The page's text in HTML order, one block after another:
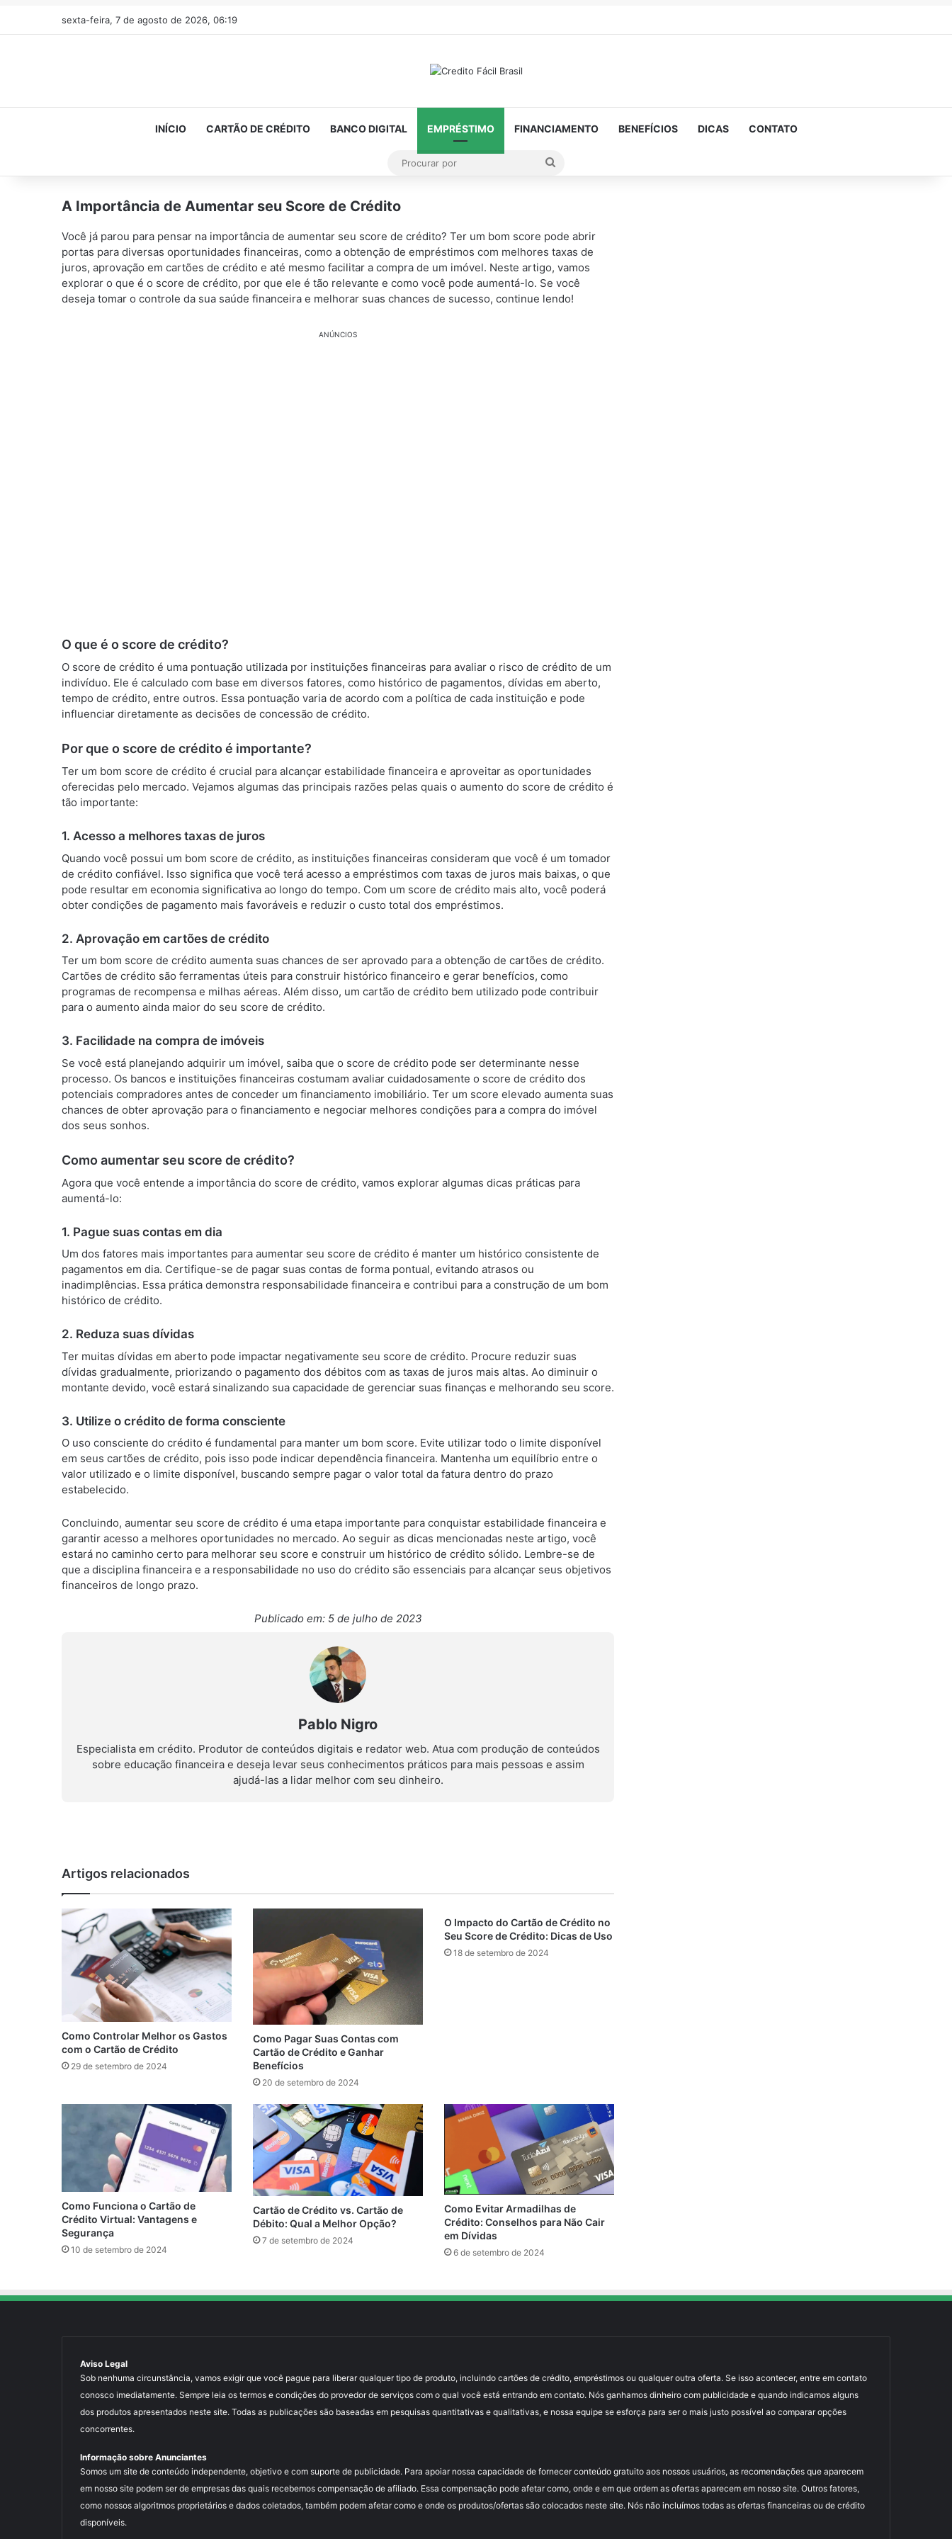
sexta-feira, 7 de agosto de 2026, 06:19
INÍCIO CARTÃO DE CRÉDITO BANCO DIGITAL EMPRÉSTIMO FINANCIAMENTO BENEFÍCIOS DICAS CONTATO
A Importância de Aumentar seu Score de Crédito
Você já parou para pensar na importância de aumentar seu score de crédito? Ter um bom score pode abrir
portas para diversas oportunidades financeiras, como a obtenção de empréstimos com melhores taxas de
juros, aprovação em cartões de crédito e até mesmo facilitar a compra de um imóvel. Neste artigo, vamos
explorar o que é o score de crédito, por que ele é tão relevante e como você pode aumentá-lo. Se você
deseja tomar o controle da sua saúde financeira e melhorar suas chances de sucesso, continue lendo!
ANÚNCIOS
O que é o score de crédito?
O score de crédito é uma pontuação utilizada por instituições financeiras para avaliar o risco de crédito de um
indivíduo. Ele é calculado com base em diversos fatores, como histórico de pagamentos, dívidas em aberto,
tempo de crédito, entre outros. Essa pontuação varia de acordo com a política de cada instituição e pode
influenciar diretamente as decisões de concessão de crédito.
Por que o score de crédito é importante?
Ter um bom score de crédito é crucial para alcançar estabilidade financeira e aproveitar as oportunidades
oferecidas pelo mercado. Vejamos algumas das principais razões pelas quais o aumento do score de crédito é
tão importante:
1. Acesso a melhores taxas de juros
Quando você possui um bom score de crédito, as instituições financeiras consideram que você é um tomador
de crédito confiável. Isso significa que você terá acesso a empréstimos com taxas de juros mais baixas, o que
pode resultar em economia significativa ao longo do tempo. Com um score de crédito mais alto, você poderá
obter condições de pagamento mais favoráveis e reduzir o custo total dos empréstimos.
2. Aprovação em cartões de crédito
Ter um bom score de crédito aumenta suas chances de ser aprovado para a obtenção de cartões de crédito.
Cartões de crédito são ferramentas úteis para construir histórico financeiro e gerar benefícios, como
programas de recompensa e milhas aéreas. Além disso, um cartão de crédito bem utilizado pode contribuir
para o aumento ainda maior do seu score de crédito.
3. Facilidade na compra de imóveis
Se você está planejando adquirir um imóvel, saiba que o score de crédito pode ser determinante nesse
processo. Os bancos e instituições financeiras costumam avaliar cuidadosamente o score de crédito dos
potenciais compradores antes de conceder um financiamento imobiliário. Ter um score elevado aumenta suas
chances de obter aprovação para o financiamento e negociar melhores condições para a compra do imóvel
dos seus sonhos.
Como aumentar seu score de crédito?
Agora que você entende a importância do score de crédito, vamos explorar algumas dicas práticas para
aumentá-lo:
1. Pague suas contas em dia
Um dos fatores mais importantes para aumentar seu score de crédito é manter um histórico consistente de
pagamentos em dia. Certifique-se de pagar suas contas de forma pontual, evitando atrasos ou
inadimplências. Essa prática demonstra responsabilidade financeira e contribui para a construção de um bom
histórico de crédito.
2. Reduza suas dívidas
Ter muitas dívidas em aberto pode impactar negativamente seu score de crédito. Procure reduzir suas
dívidas gradualmente, priorizando o pagamento dos débitos com as taxas de juros mais altas. Ao diminuir o
montante devido, você estará sinalizando sua capacidade de gerenciar suas finanças e melhorando seu score.
3. Utilize o crédito de forma consciente
O uso consciente do crédito é fundamental para manter um bom score. Evite utilizar todo o limite disponível
em seus cartões de crédito, pois isso pode indicar dependência financeira. Mantenha um equilíbrio entre o
valor utilizado e o limite disponível, buscando sempre pagar o valor total da fatura dentro do prazo
estabelecido.
Concluindo, aumentar seu score de crédito é uma etapa importante para conquistar estabilidade financeira e
garantir acesso a melhores oportunidades no mercado. Ao seguir as dicas mencionadas neste artigo, você
estará no caminho certo para melhorar seu score e construir um histórico de crédito sólido. Lembre-se de
que a disciplina financeira e a responsabilidade no uso do crédito são essenciais para alcançar seus objetivos
financeiros de longo prazo.
Publicado em: 5 de julho de 2023
Pablo Nigro
Especialista em crédito. Produtor de conteúdos digitais e redator web. Atua com produção de conteúdos
sobre educação financeira e deseja levar seus conhecimentos práticos para mais pessoas e assim
ajudá-las a lidar melhor com seu dinheiro.
Artigos relacionados
Como Controlar Melhor os Gastos
com o Cartão de Crédito
29 de setembro de 2024
Como Pagar Suas Contas com
Cartão de Crédito e Ganhar
Benefícios
20 de setembro de 2024
O Impacto do Cartão de Crédito no
Seu Score de Crédito: Dicas de Uso
18 de setembro de 2024
Como Funciona o Cartão de
Crédito Virtual: Vantagens e
Segurança
10 de setembro de 2024
Cartão de Crédito vs. Cartão de
Débito: Qual a Melhor Opção?
7 de setembro de 2024
Como Evitar Armadilhas de
Crédito: Conselhos para Não Cair
em Dívidas
6 de setembro de 2024
Aviso Legal
Sob nenhuma circunstância, vamos exigir que você pague para liberar qualquer tipo de produto, incluindo cartões de crédito, empréstimos ou qualquer outra oferta. Se isso acontecer, entre em contato
conosco imediatamente. Sempre leia os termos e condições do provedor de serviços com o qual você está entrando em contato. Nós ganhamos dinheiro com publicidade e quando indicamos alguns
dos produtos apresentados neste site. Todas as publicações são baseadas em pesquisas quantitativas e qualitativas, e nossa equipe se esforça para ser o mais justo possível ao comparar opções
concorrentes.
Informação sobre Anunciantes
Somos um site de conteúdo independente, objetivo e com suporte de publicidade. Para apoiar nossa capacidade de fornecer conteúdo gratuito aos nossos usuários, as recomendações que aparecem
em nosso site podem ser de empresas das quais recebemos compensação de afiliado. Essa compensação pode afetar como, onde e em que ordem as ofertas aparecem em nosso site. Outros fatores,
como nossos algoritmos proprietários e dados coletados, também podem afetar como e onde os produtos/ofertas são colocados neste site. Nós não incluímos todas as ofertas financeiras ou de crédito
disponíveis.